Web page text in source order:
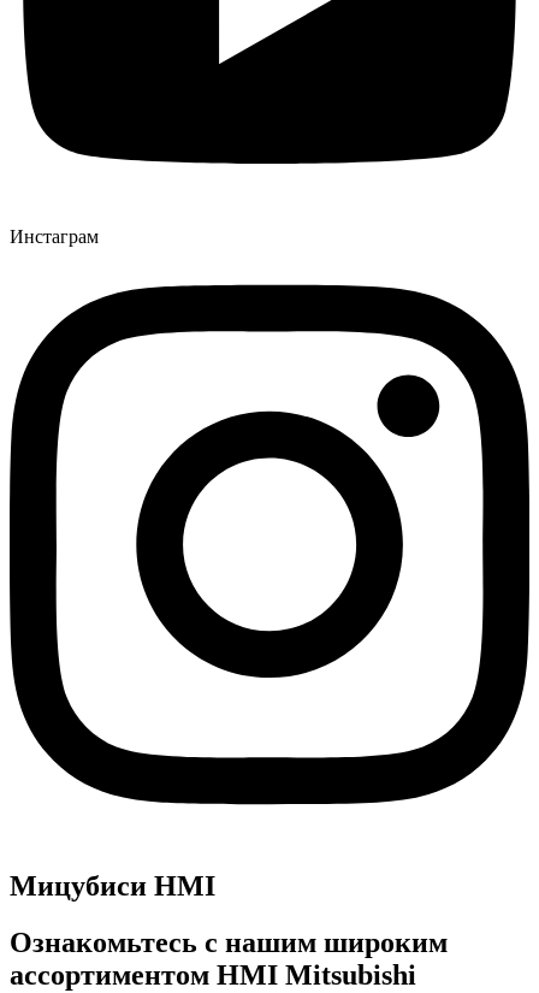
Инстаграм
Мицубиси HMI
Ознакомьтесь с нашим широким
ассортиментом HMI Mitsubishi